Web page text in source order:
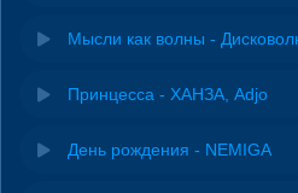
Мысли как волны -
Принцесса - ХАНЗА, Adjo
День рождения - NEMIGA